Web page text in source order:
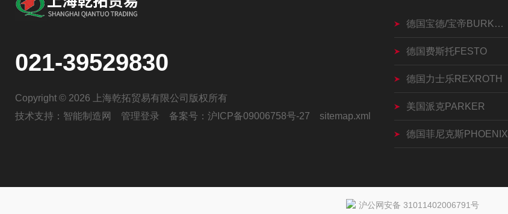
021-39529830
Copyright © 2026 上海乾拓贸易有限公司版权所有
技术支持： 智能制造网 管理登录 备案号： 沪ICP备09006758号-27 sitemap.xml
德国宝德/宝帝BURKERT
德国费斯托FESTO
德国力士乐REXROTH
美国派克PARKER
德国菲尼克斯PHOENIX
沪公网安备 31011402006791号